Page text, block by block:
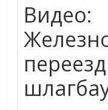
Видео: